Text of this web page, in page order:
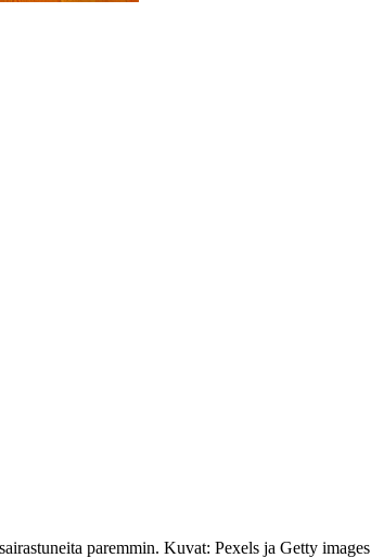
paremmin. Kuvat: Pexels ja Getty images